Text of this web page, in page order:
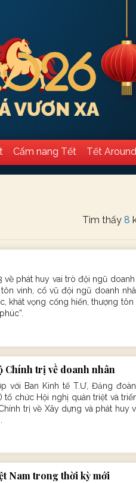
Cẩm nang Tết Tết
Tìm thấy 8
phát huy vai trò đội ngũ doanh
vinh, cổ vũ đội ngũ doanh
khát vọng cống hiến, thượng tôn
Chính trị về doanh nhân
với Ban Kinh tế T.Ư, Đảng
chức Hội nghị quán triệt và
trị về Xây dựng và phát huy
Nam trong thời kỳ mới